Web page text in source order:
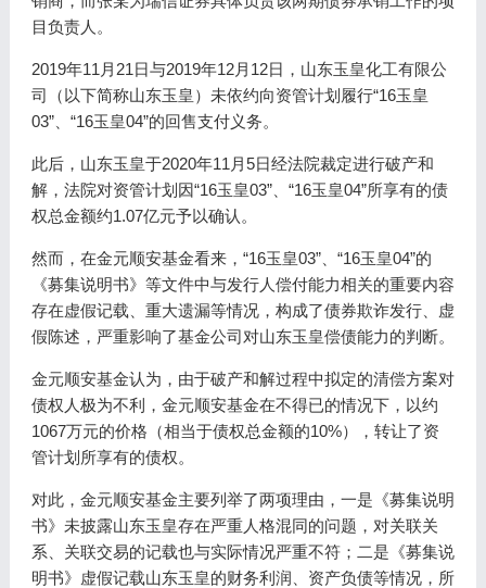
目负责人。
2019年11月21日与2019年12月12日，山东玉皇化工有限公
司（以下简称山东玉皇）未依约向资管计划履行“16玉皇
03”、“16玉皇04”的回售支付义务。
此后，山东玉皇于2020年11月5日经法院裁定进行破产和
解，法院对资管计划因“16玉皇03”、“16玉皇04”所享有的债
权总金额约1.07亿元予以确认。
然而，在金元顺安基金看来，“16玉皇03”、“16玉皇04”的
《募集说明书》等文件中与发行人偿付能力相关的重要内容
存在虚假记载、重大遗漏等情况，构成了债券欺诈发行、虚
假陈述，严重影响了基金公司对山东玉皇偿债能力的判断。
金元顺安基金认为，由于破产和解过程中拟定的清偿方案对
债权人极为不利，金元顺安基金在不得已的情况下，以约
1067万元的价格（相当于债权总金额的10%），转让了资
管计划所享有的债权。
对此，金元顺安基金主要列举了两项理由，一是《募集说明
书》未披露山东玉皇存在严重人格混同的问题，对关联关
系、关联交易的记载也与实际情况严重不符；二是《募集说
明书》虚假记载山东玉皇的财务利润、资产负债等情况，所